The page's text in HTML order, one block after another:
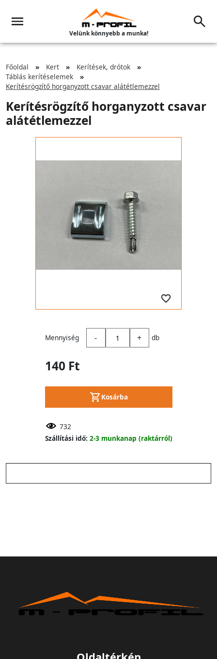
Velünk könnyebb a munka!
Főoldal Kert
Kerítések, drótok
Táblás kerítéselemek
Kerítésrögzítő horganyzott csavar alátétlemezzel
Kerítésrögzítő horganyzott csavar
alátétlemezzel
Mennyiség - + db
140 Ft
Kosárba
732
Szállítási idő: 2-3 munkanap (raktárról)